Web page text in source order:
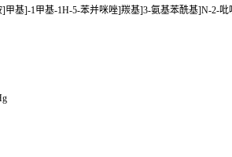
甲基]-1甲基-1H-5-苯并咪唑]羰基]3-氨基苯酰基]N-2-吡